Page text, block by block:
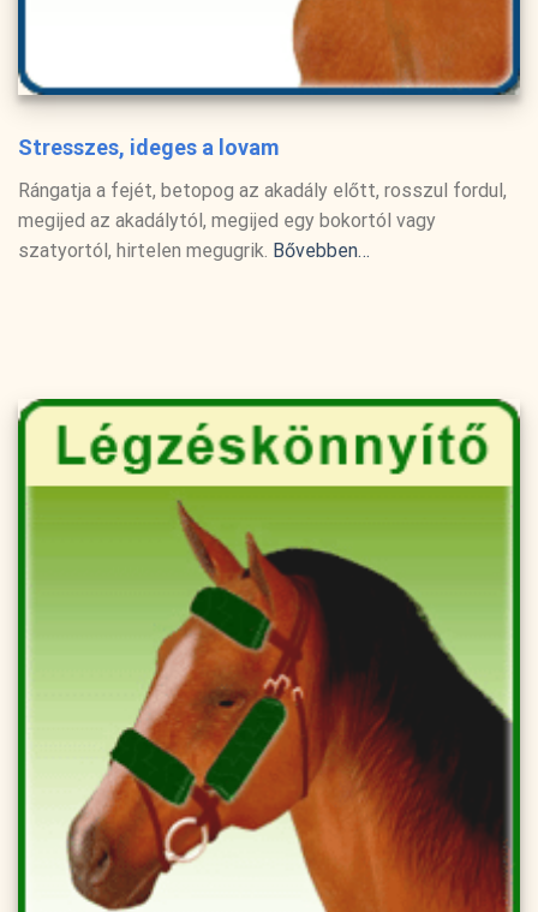
Stresszes, ideges a lovam
Rángatja a fejét, betopog az akadály előtt, rosszul fordul,
megijed az akadálytól, megijed egy bokortól vagy
szatyortól, hirtelen megugrik. Bővebben…